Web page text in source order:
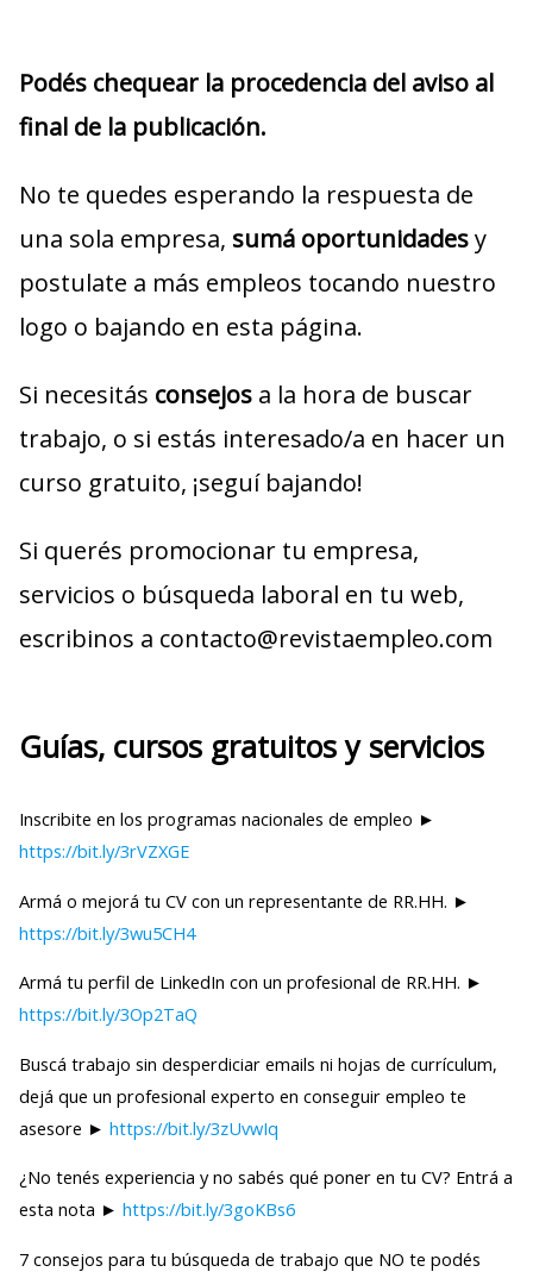
Podés chequear la procedencia del aviso al
final de la publicación.
No te quedes esperando la respuesta de
una sola empresa, sumá oportunidadesy
postulate a más empleos tocando nuestro
logo o bajando en esta página.
Si necesitás consejos a la hora de buscar
trabajo, o si estás interesado/a en hacer un
curso gratuito, ¡seguí bajando!
Si querés promocionar tu empresa,
servicios o búsqueda laboral en tu web,
escribinos a contacto@revistaempleo.com
Guías, cursos gratuitos y servicios
Inscribite en los programas nacionales de empleo ►
https://bit.ly/3rVZXGE
Armá o mejorá tu CV con un representante de RR.HH. ►
https://bit.ly/3wu5CH4
Armá tu perfil de LinkedIn con un profesional de RR.HH. ►
https://bit.ly/3Op2TaQ
Buscá trabajo sin desperdiciar emails ni hojas de currículum,
dejá que un profesional experto en conseguir empleo te
asesore ► https://bit.ly/3zUvwIq
¿No tenés experiencia y no sabés qué poner en tu CV? Entrá a
esta nota ► https://bit.ly/3goKBs6
7 consejos para tu búsqueda de trabajo que NO te podés